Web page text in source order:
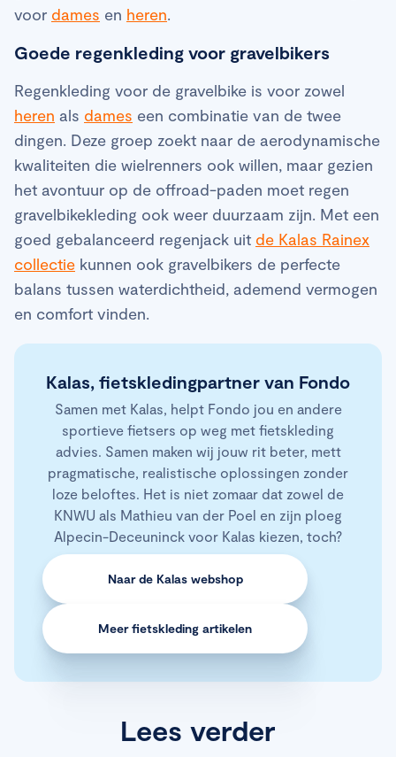
voor dames en heren.
Goede regenkleding voor gravelbikers
Regenkleding voor de gravelbike is voor zowel
heren als dames een combinatie van de twee
dingen. Deze groep zoekt naar de aerodynamische
kwaliteiten die wielrenners ook willen, maar gezien
het avontuur op de offroad-paden moet regen
gravelbikekleding ook weer duurzaam zijn. Met een
goed gebalanceerd regenjack uit de Kalas Rainex
collectie kunnen ook gravelbikers de perfecte
balans tussen waterdichtheid, ademend vermogen
en comfort vinden.
Kalas, fietskledingpartner van Fondo
Samen met Kalas, helpt Fondo jou en andere
sportieve fietsers op weg met fietskleding
advies. Samen maken wij jouw rit beter, mett
pragmatische, realistische oplossingen zonder
loze beloftes. Het is niet zomaar dat zowel de
KNWU als Mathieu van der Poel en zijn ploeg
Alpecin-Deceuninck voor Kalas kiezen, toch?
Naar de Kalas webshop
Meer fietskleding artikelen
Lees verder